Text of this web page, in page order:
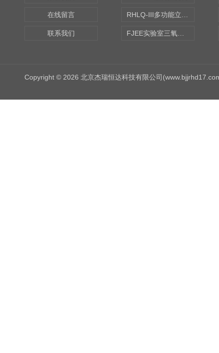
在线留言
联系我们
Copyright © 2026 北京杰瑞恒达科技有限公司